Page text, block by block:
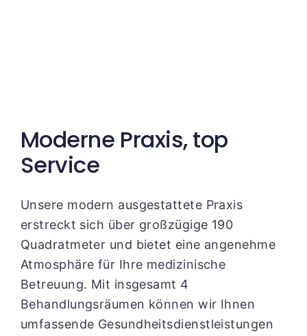
Moderne Praxis, top
Service
Unsere modern ausgestattete Praxis
erstreckt sich über großzügige 190
Quadratmeter und bietet eine angenehme
Atmosphäre für Ihre medizinische
Betreuung. Mit insgesamt 4
Behandlungsräumen können wir Ihnen
umfassende Gesundheitsdienstleistungen